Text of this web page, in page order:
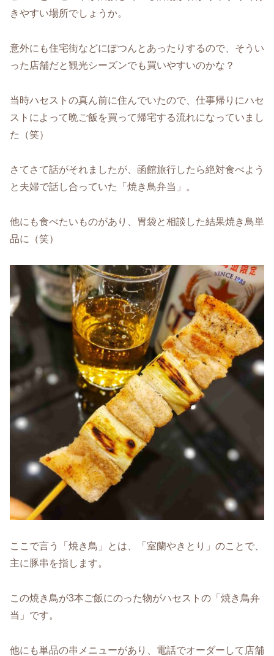
きやすい場所でしょうか。
意外にも住宅街などにぽつんとあったりするので、そうい
った店舗だと観光シーズンでも買いやすいのかな？
当時ハセストの真ん前に住んでいたので、仕事帰りにハセ
ストによって晩ご飯を買って帰宅する流れになっていまし
た（笑）
さてさて話がそれましたが、函館旅行したら絶対食べよう
と夫婦で話し合っていた「焼き鳥弁当」。
他にも食べたいものがあり、胃袋と相談した結果焼き鳥単
品に（笑）
ここで言う「焼き鳥」とは、「室蘭やきとり」のことで、
主に豚串を指します。
この焼き鳥が3本ご飯にのった物がハセストの「焼き鳥弁
当」です。
他にも単品の串メニューがあり、電話でオーダーして店舗